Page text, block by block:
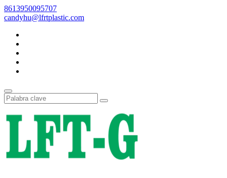
8613950095707
candyhu@lfrtplastic.com